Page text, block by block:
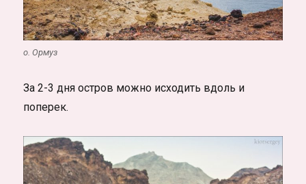
о. Ормуз
За 2-3 дня остров можно исходить вдоль и
поперек.